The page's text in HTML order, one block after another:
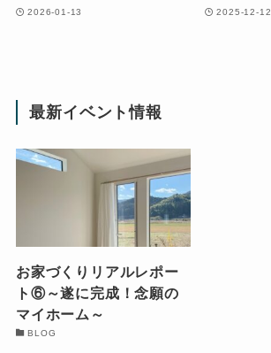
2026-01-13 2025-12-12
最新イベント情報
お家づくりリアルレポー
ト⑥～遂に完成！念願の
マイホーム～
BLOG